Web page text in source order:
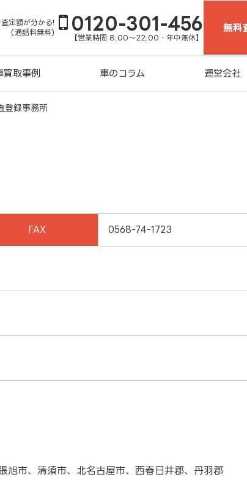
定額が分かる!
(通話料無料)
0120-301-456
【営業時間 8:00～22:00・年中無休】
無料
買取事例 車のコラム 運営会社
登録事務所
FAX 0568-74-1723
旭市、清須市、北名古屋市、西春日井郡、丹羽郡